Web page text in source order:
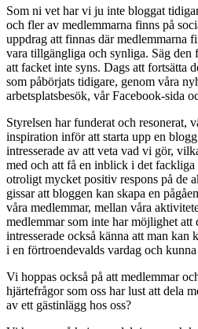
Som ni vet har vi ju inte bloggat
och fler av medlemmarna finns på
uppdrag att finnas där medlemmarna
vara tillgängliga och synliga. Säg den
att facket inte syns. Dags att fortsätta
som påbörjats tidigare, genom våra
arbetsplatsbesök, vår Facebook-sida
Styrelsen har funderat och resonerat,
inspiration inför att starta upp en
intresserade av att veta vad vi gör,
med och att få en inblick i det
otroligt mycket positiv respons på de
gissar att bloggen kan skapa en
våra medlemmar, mellan våra
medlemmar som inte har möjlighet att
intresserade också känna att man kan
i en förtroendevalds vardag och
Vi hoppas också på att medlemmar
hjärtefrågor som oss har lust att dela
av ett gästinlägg hos oss?